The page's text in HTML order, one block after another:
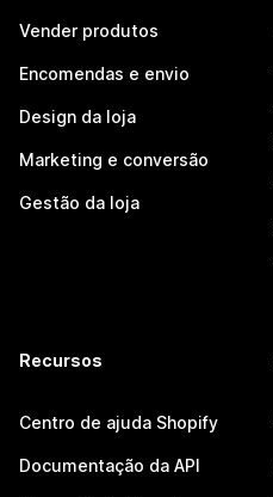
Vender produtos
Encomendas e envio
Design da loja
Marketing e conversão
Gestão da loja
Recursos
Centro de ajuda Shopify
Documentação da API